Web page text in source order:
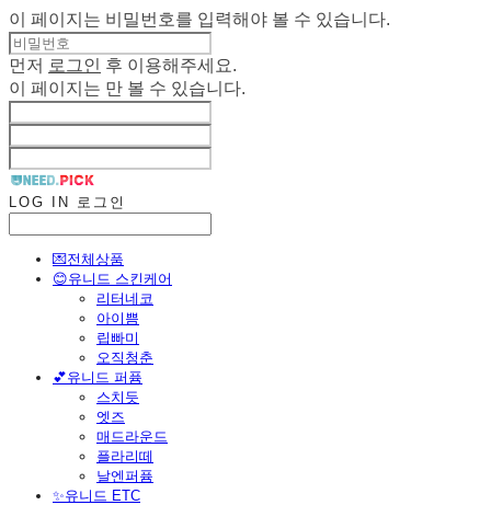
이 페이지는 비밀번호를 입력해야 볼 수 있습니다.
먼저 로그인
후 이용해주세요.
이 페이지는 만 볼 수 있습니다.
LOG IN 로그인
💌전체상품
😊유니드 스킨케어
리터네코
아이쁨
립빠미
오직청춘
💕유니드 퍼퓸
스치듯
엣즈
매드라운드
플라리떼
날엔퍼퓸
​✨유니드 ETC